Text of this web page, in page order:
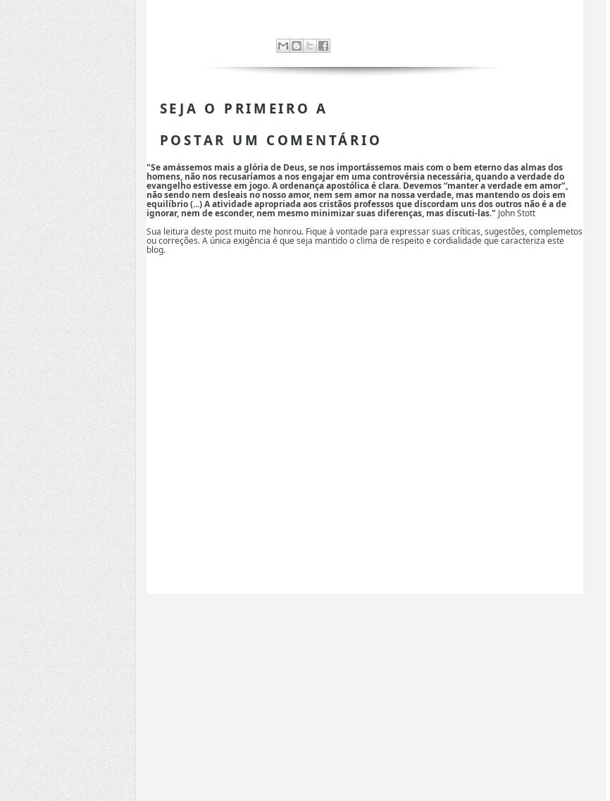
SEJA O PRIMEIRO A
POSTAR UM COMENTÁRIO
"Se amássemos mais a glória de Deus, se nos importássemos mais com o bem eterno das almas dos
homens, não nos recusaríamos a nos engajar em uma controvérsia necessária, quando a verdade do
evangelho estivesse em jogo. A ordenança apostólica é clara. Devemos “manter a verdade em amor",
não sendo nem desleais no nosso amor, nem sem amor na nossa verdade, mas mantendo os dois em
equilíbrio (...) A atividade apropriada aos cristãos professos que discordam uns dos outros não é a de
ignorar, nem de esconder, nem mesmo minimizar suas diferenças, mas discuti-las." John Stott
Sua leitura deste post muito me honrou. Fique à vontade para expressar suas críticas, sugestões, complemetos
ou correções. A única exigência é que seja mantido o clima de respeito e cordialidade que caracteriza este
blog.